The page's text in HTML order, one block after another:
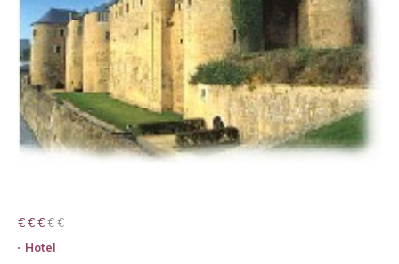
€ € € € €
€ € €
Hotel